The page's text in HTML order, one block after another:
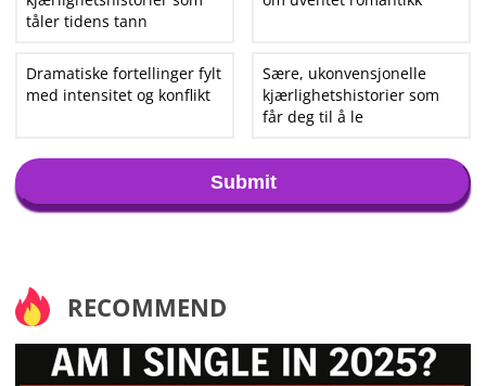
tåler tidens tann
Dramatiske fortellinger fylt
med intensitet og konflikt
Sære, ukonvensjonelle
kjærlighetshistorier som
får deg til å le
Submit
RECOMMEND